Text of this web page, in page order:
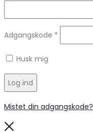
Adgangskode *
Husk mig
Log ind
Mistet din adgangskode?